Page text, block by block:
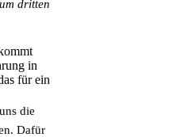
dritten
in
für ein
die
Dafür